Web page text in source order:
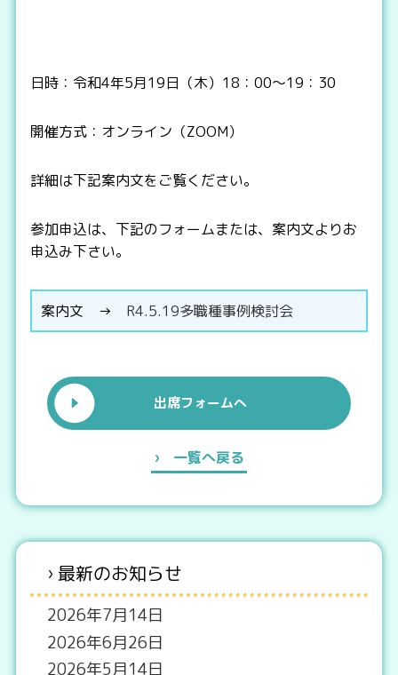
日時：令和4年5月19日（木）18：00～19：30
開催方式：オンライン（ZOOM）
詳細は下記案内文をご覧ください。
参加申込は、下記のフォームまたは、案内文よりお
申込み下さい。
案内文 → R4.5.19多職種事例検討会
出席フォームへ
一覧へ戻る
最新のお知らせ
2026年7月14日
2026年6月26日
2026年5月14日